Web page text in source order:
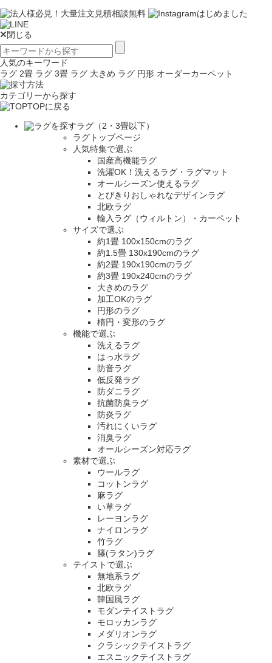
閉じる
人気のキーワード
ラグ 2畳 ラグ 3畳 ラグ 大きめ ラグ 円形 オーダーカーペット
カテゴリーから探す
TOPに戻る
ラグ（2・3畳以下）
ラグトップページ
人気特集で選ぶ
国産高機能ラグ
洗濯OK！洗えるラグ・ラグマット
オールシーズン使えるラグ
とびきりおしゃれなデザインラグ
北欧ラグ
輸入ラグ（ウィルトン）・カーペット
サイズで選ぶ
約1畳 100x150cmのラグ
約1.5畳 130x190cmのラグ
約2畳 190x190cmのラグ
約3畳 190x240cmのラグ
大きめのラグ
加工OKのラグ
円形のラグ
楕円・変形のラグ
機能で選ぶ
洗えるラグ
はっ水ラグ
防音ラグ
低反発ラグ
防ダニラグ
抗菌防臭ラグ
防炎ラグ
汚れにくいラグ
消臭ラグ
オールシーズン対応ラグ
素材で選ぶ
ウールラグ
コットンラグ
麻ラグ
い草ラグ
レーヨンラグ
ナイロンラグ
竹ラグ
籐(ラタン)ラグ
テイストで選ぶ
無地系ラグ
北欧ラグ
韓国風ラグ
モダンテイストラグ
モロッカンラグ
メダリオンラグ
クラシックテイストラグ
エスニックテイストラグ